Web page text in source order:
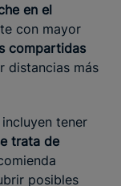
en el
con mayor
compartidas
distancias más
tener
trata de
posibles